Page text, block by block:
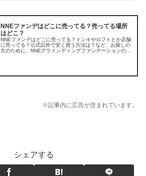
NNEファンデはどこに売ってる？売ってる場所
はどこ？
NNEファンデはどこに売ってる？ドンキやロフトとか店舗
に売ってる？公式以外で安く買う方法は？など、お探しの
方のために、NNEグラインディングファンデーションの販
※記事内に広告が含まれています。
シェアする